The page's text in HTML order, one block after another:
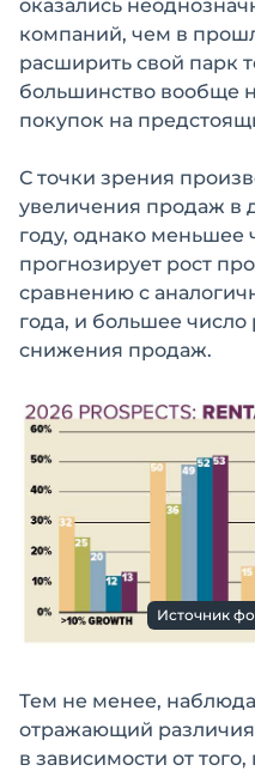
оказались
компаний, чем в
расширить свой парк
большинство вообще
покупок на
С точки зрения
увеличения продаж в
году, однако меньшее
прогнозирует рост
сравнению с
года, и большее
снижения продаж.
Источник
Тем не менее,
отражающий
в зависимости от того,